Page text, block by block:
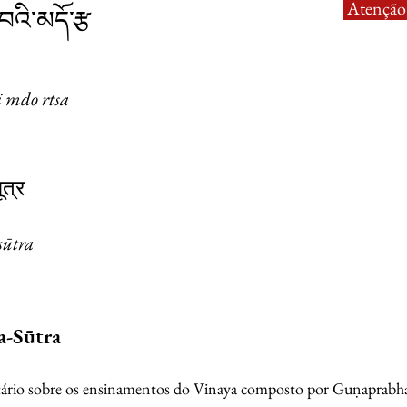
rtsa
Sūtra
sobre os ensinamentos do Vinaya composto por